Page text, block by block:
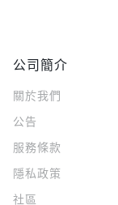
公司簡介
關於我們
公告
服務條款
隱私政策
社區